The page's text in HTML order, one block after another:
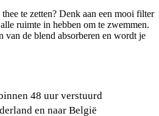
te zetten? Denk aan een mooi filter
ruimte in hebben om te zwemmen.
van de blend absorberen en wordt je
48 uur verstuurd
en naar België